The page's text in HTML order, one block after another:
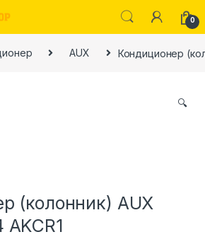
0
AUX Кондиционер
🔍
(колонник) AUX